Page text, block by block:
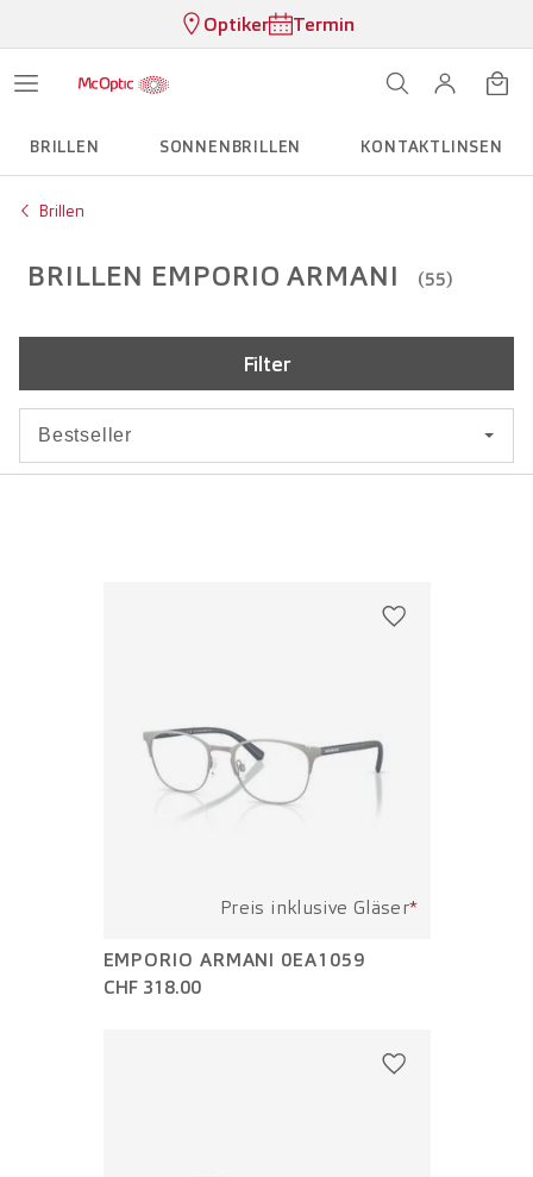
Optiker Termin
BRILLEN SONNENBRILLEN KONTAKTLINSEN
Brillen
BRILLEN EMPORIO ARMANI (55)
Filter
Preis inklusive Gläser*
EMPORIO ARMANI 0EA1059
CHF 318.00